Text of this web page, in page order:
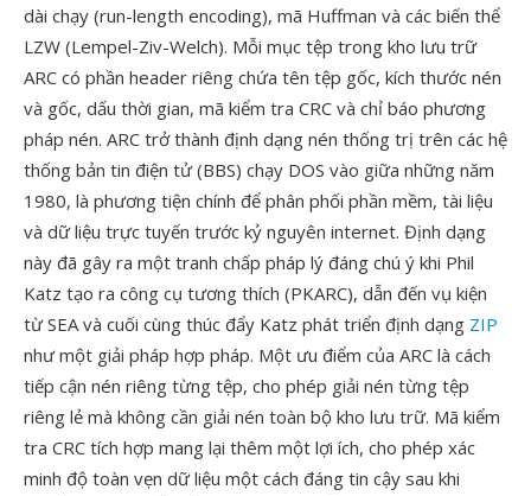
dài chạy (run-length encoding), mã Huffman và các biến thể
LZW (Lempel-Ziv-Welch). Mỗi mục tệp trong kho lưu trữ
ARC có phần header riêng chứa tên tệp gốc, kích thước nén
và gốc, dấu thời gian, mã kiểm tra CRC và chỉ báo phương
pháp nén. ARC trở thành định dạng nén thống trị trên các hệ
thống bản tin điện tử (BBS) chạy DOS vào giữa những năm
1980, là phương tiện chính để phân phối phần mềm, tài liệu
và dữ liệu trực tuyến trước kỷ nguyên internet. Định dạng
này đã gây ra một tranh chấp pháp lý đáng chú ý khi Phil
Katz tạo ra công cụ tương thích (PKARC), dẫn đến vụ kiện
từ SEA và cuối cùng thúc đẩy Katz phát triển định dạng ZIP
như một giải pháp hợp pháp. Một ưu điểm của ARC là cách
tiếp cận nén riêng từng tệp, cho phép giải nén từng tệp
riêng lẻ mà không cần giải nén toàn bộ kho lưu trữ. Mã kiểm
tra CRC tích hợp mang lại thêm một lợi ích, cho phép xác
minh độ toàn vẹn dữ liệu một cách đáng tin cậy sau khi